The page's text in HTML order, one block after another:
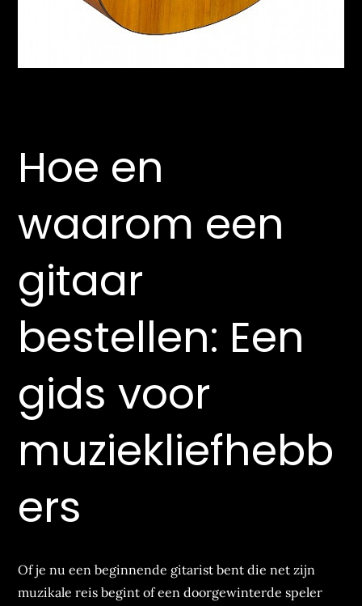
Hoe en
waarom een
gitaar
bestellen: Een
gids voor
muziekliefhebb
ers
Of je nu een beginnende gitarist bent die net zijn
muzikale reis begint of een doorgewinterde speler